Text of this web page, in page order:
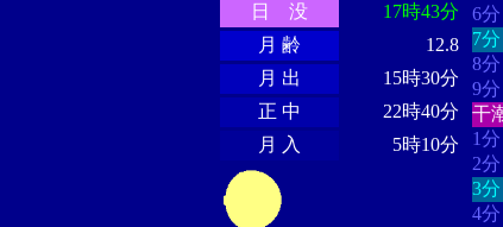
日 没
17時43分
月 齢
12.8
月 出
15時30分
正 中
22時40分
月 入
5時10分
6分
7分
8分
9分
干
1分
2分
3分
4分